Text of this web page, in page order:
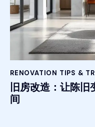
RENOVATION TIPS &
旧房改造：让陈
间